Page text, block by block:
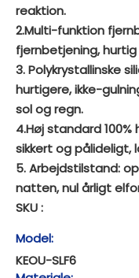
reaktion.
2.Multi-funktion
fjernbetjening,
3. Polykrystallinske
hurtigere, ikke-
sol og regn.
4.Høj standard
sikkert og pålideligt,
5. Arbejdstilstand:
natten, nul årligt
SKU :
Model:
KEOU-SLF6